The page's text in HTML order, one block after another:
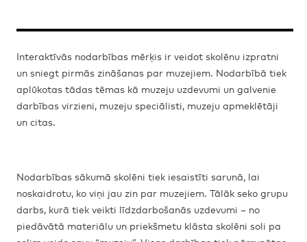
Interaktīvās nodarbības mērķis ir veidot skolēnu izpratni
un sniegt pirmās zināšanas par muzejiem. Nodarbībā tiek
aplūkotas tādas tēmas kā muzeju uzdevumi un galvenie
darbības virzieni, muzeju speciālisti, muzeju apmeklētāji
un citas.
Nodarbības sākumā skolēni tiek iesaistīti sarunā, lai
noskaidrotu, ko viņi jau zin par muzejiem. Tālāk seko grupu
darbs, kurā tiek veikti līdzdarbošanās uzdevumi – no
piedāvātā materiālu un priekšmetu klāsta skolēni soli pa